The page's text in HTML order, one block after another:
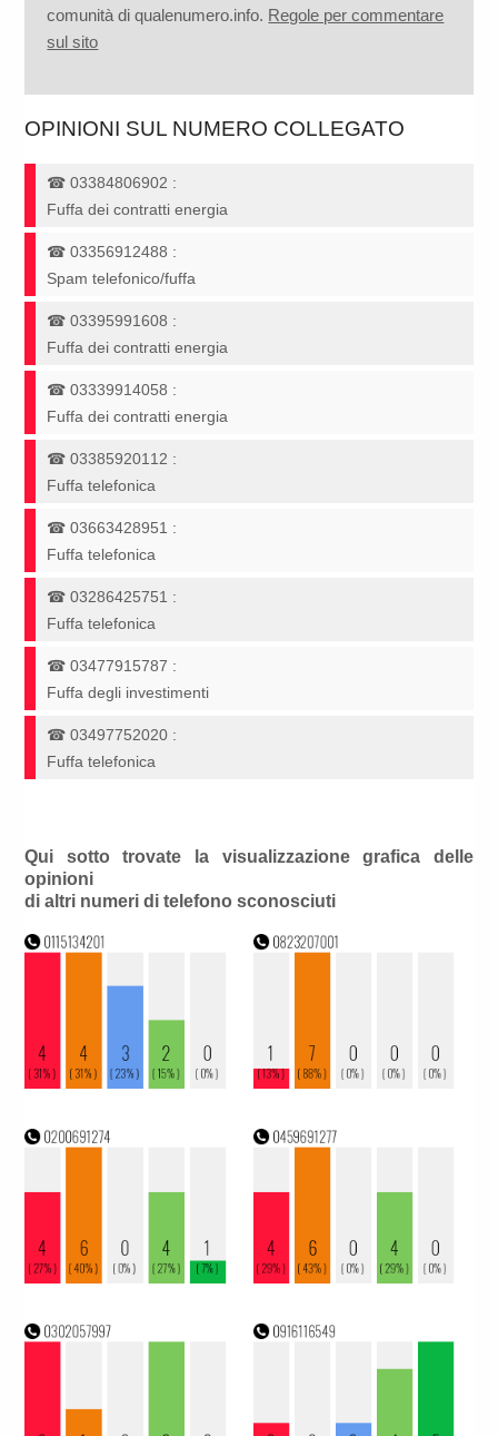
comunità di qualenumero.info. Regole per commentare
sul sito
OPINIONI SUL NUMERO COLLEGATO
☎03384806902 :
Fuffa dei contratti energia
☎03356912488 :
Spam telefonico/fuffa
☎03395991608 :
Fuffa dei contratti energia
☎03339914058 :
Fuffa dei contratti energia
☎03385920112 :
Fuffa telefonica
☎03663428951 :
Fuffa telefonica
☎03286425751 :
Fuffa telefonica
☎03477915787 :
Fuffa degli investimenti
☎03497752020 :
Fuffa telefonica
Qui sotto trovate la visualizzazione grafica delle
opinioni
di altri numeri di telefono sconosciuti